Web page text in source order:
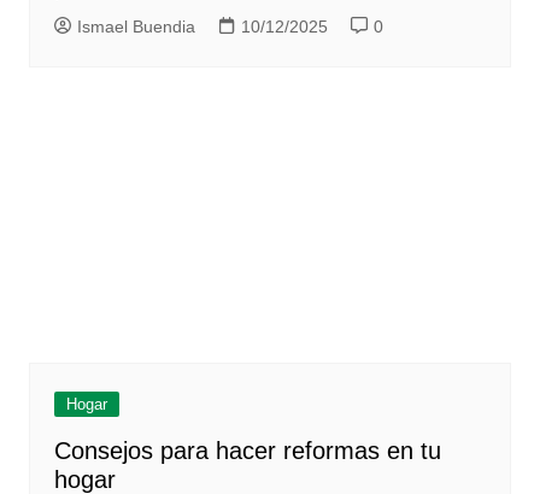
Ismael Buendia 10/12/2025 0
Hogar
Consejos para hacer reformas en tu
hogar